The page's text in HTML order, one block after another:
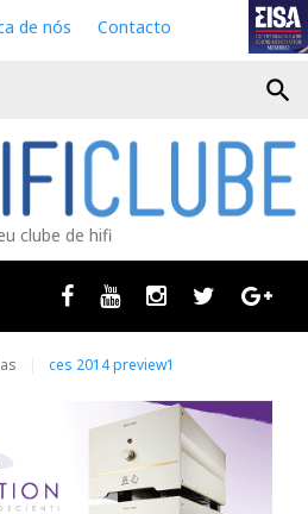
de nós Contacto
search
clube de hifi
Facebook
Youtube InstagramTwitter
ces 2014 preview1